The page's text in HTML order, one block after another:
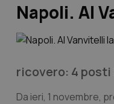
Napoli. Al
ricovero: 4
Da ieri, 1 novembre,